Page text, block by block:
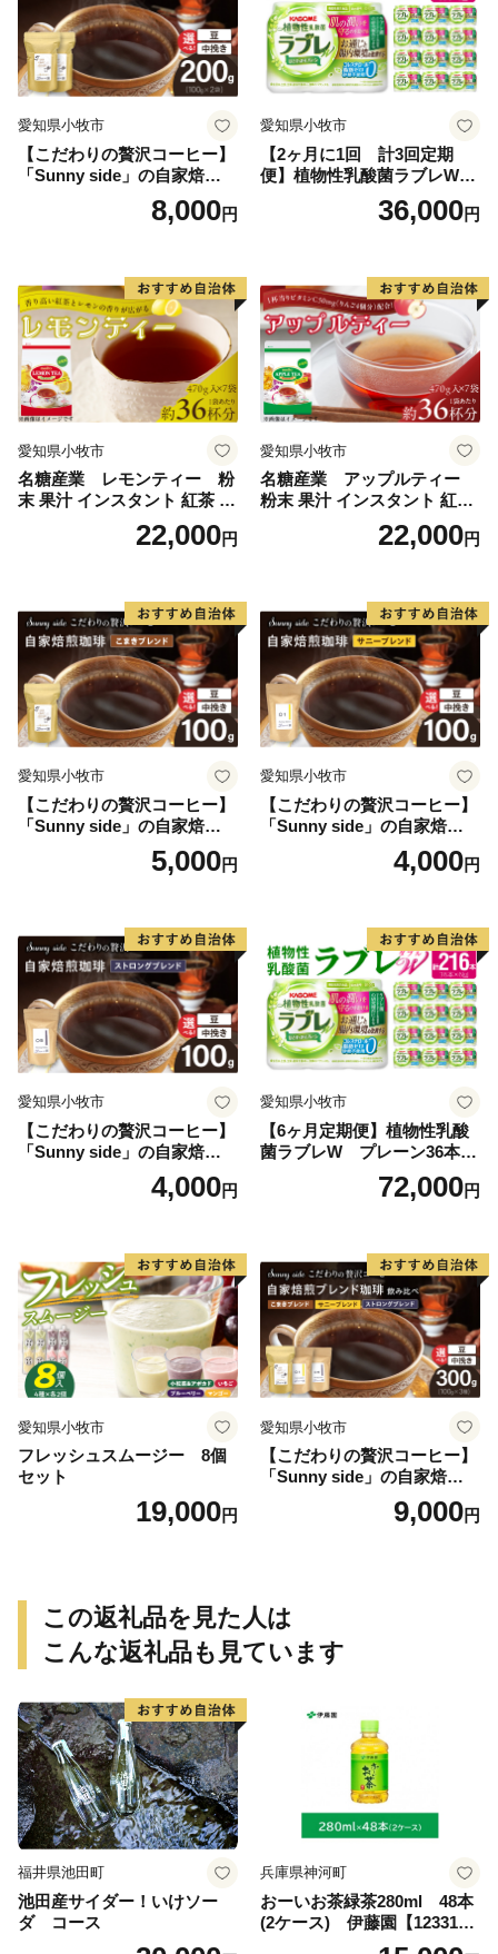
愛知県小牧市
【こだわりの贅沢コーヒー】
「Sunny side」の自家焙煎珈
琲こまきブレンド（200g）
8,000円
愛知県小牧市
【2ヶ月に1回 計3回定期
便】植物性乳酸菌ラブレW
プレーン36本（計108本）
36,000円
愛知県小牧市
名糖産業 レモンティー 粉
末 果汁 インスタント 紅茶 ビ
タミンC 袋 ロングセラー 粉
末飲料 粉末茶 簡単 手軽 ホッ
22,000円
愛知県小牧市
名糖産業 アップルティー
粉末 果汁 インスタント 紅茶
ティー ビタミンC 袋 ロング
セラー 粉末飲料 粉末茶 簡単
22,000円
愛知県小牧市
【こだわりの贅沢コーヒー】
「Sunny side」の自家焙煎珈
琲こまきブレンド（100g）
5,000円
愛知県小牧市
【こだわりの贅沢コーヒー】
「Sunny side」の自家焙煎珈
琲サニーブレンド（100g）
4,000円
愛知県小牧市
【こだわりの贅沢コーヒー】
「Sunny side」の自家焙煎珈
琲ストロングブレンド（100
4,000円
愛知県小牧市
【6ヶ月定期便】植物性乳酸
菌ラブレW プレーン36本
72,000円
愛知県小牧市
フレッシュスムージー 8個
セット
19,000円
愛知県小牧市
【こだわりの贅沢コーヒー】
「Sunny side」の自家焙煎珈
琲ブレンド珈琲飲み比べセッ
9,000円
この返礼品を見た人は
こんな返礼品も見ています
福井県池田町
池田産サイダー！いけソー
ダ コース
兵庫県神河町
おーいお茶緑茶280ml 48本
(2ケース) 伊藤園【123317